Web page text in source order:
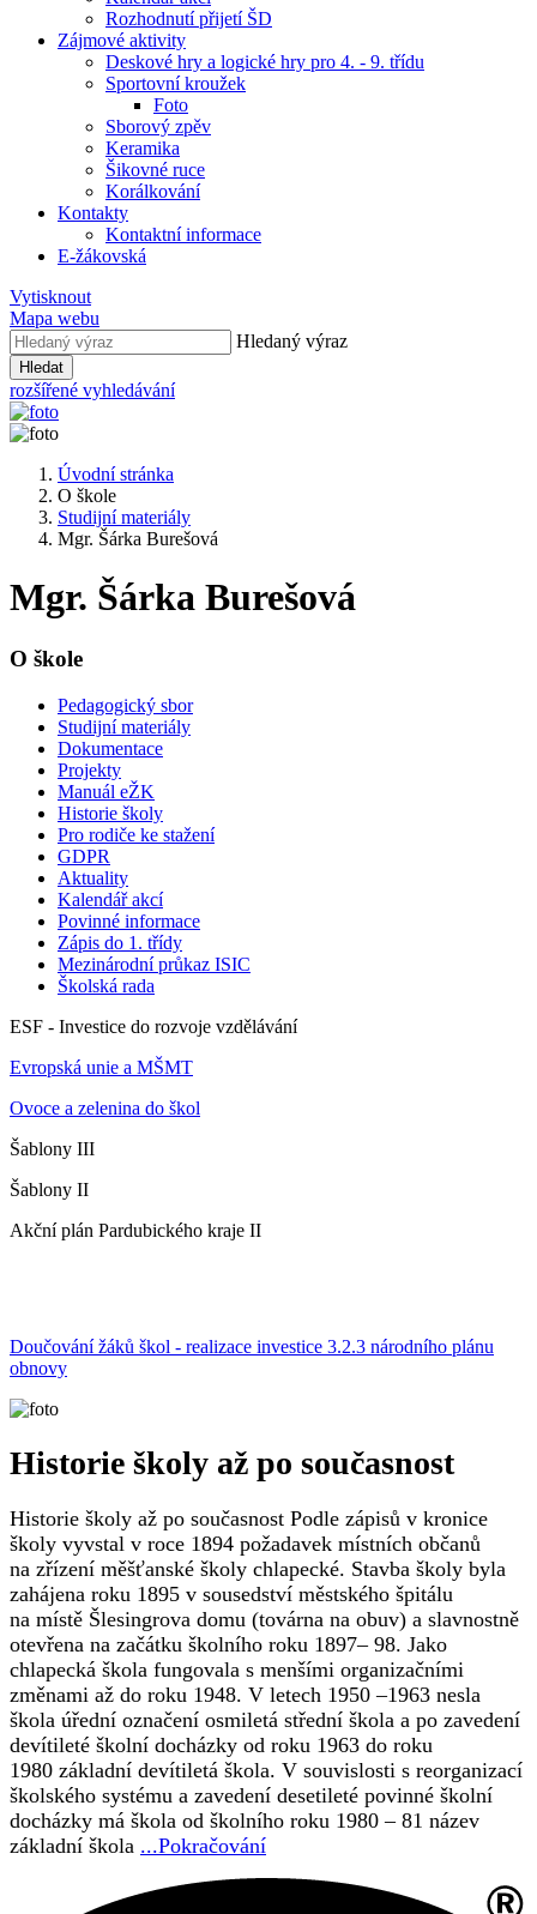
Rozhodnutí přijetí ŠD
Zájmové aktivity
Deskové hry a logické hry pro 4. - 9. třídu
Sportovní kroužek
Foto
Sborový zpěv
Keramika
Šikovné ruce
Korálkování
Kontakty
Kontaktní informace
E-žákovská
Vytisknout
Mapa webu
Hledaný výraz
Hledat
rozšířené vyhledávání
Úvodní stránka
O škole
Studijní materiály
Mgr. Šárka Burešová
Mgr. Šárka Burešová
O škole
Pedagogický sbor
Studijní materiály
Dokumentace
Projekty
Manuál eŽK
Historie školy
Pro rodiče ke stažení
GDPR
Aktuality
Kalendář akcí
Povinné informace
Zápis do 1. třídy
Mezinárodní průkaz ISIC
Školská rada
ESF - Investice do rozvoje vzdělávání
Evropská unie a MŠMT
Ovoce a zelenina do škol
Šablony III
Šablony II
Akční plán Pardubického kraje II
Doučování žáků škol - realizace investice 3.2.3 národního plánu
obnovy
Historie školy až po současnost
Historie školy až po současnost Podle zápisů v kronice
školy vyvstal v roce 1894 požadavek místních občanů
na zřízení měšťanské školy chlapecké. Stavba školy byla
zahájena roku 1895 v sousedství městského špitálu
na místě Šlesingrova domu (továrna na obuv) a slavnostně
otevřena na začátku školního roku 1897– 98. Jako
chlapecká škola fungovala s menšími organizačními
změnami až do roku 1948. V letech 1950 –1963 nesla
škola úřední označení osmiletá střední škola a po zavedení
devítileté školní docházky od roku 1963 do roku
1980 základní devítiletá škola. V souvislosti s reorganizací
školského systému a zavedení desetileté povinné školní
docházky má škola od školního roku 1980 – 81 název
základní škola ...Pokračování